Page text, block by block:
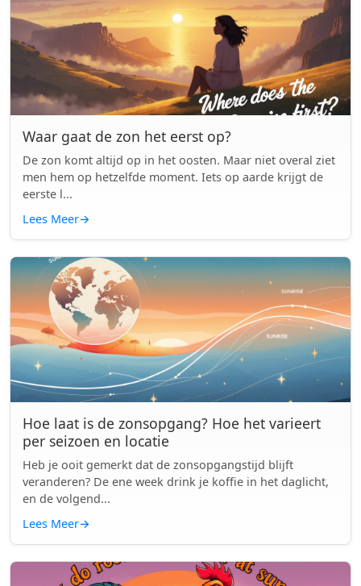
Waar gaat de zon het eerst op?
De zon komt altijd op in het oosten. Maar niet overal ziet
men hem op hetzelfde moment. Iets op aarde krijgt de
eerste l...
Lees Meer→
Hoe laat is de zonsopgang? Hoe het varieert
per seizoen en locatie
Heb je ooit gemerkt dat de zonsopgangstijd blijft
veranderen? De ene week drink je koffie in het daglicht,
en de volgend...
Lees Meer→